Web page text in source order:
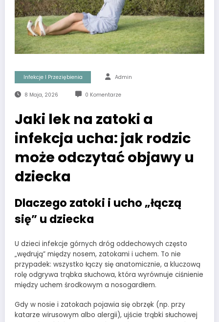
Infekcje I Przeziębienia Admin
8 Maja, 2026 0 Komentarze
Jaki lek na zatoki a
infekcja ucha: jak rodzic
może odczytać objawy u
dziecka
Dlaczego zatoki i ucho „łączą
się” u dziecka
U dzieci infekcje górnych dróg oddechowych często
„wędrują” między nosem, zatokami i uchem. To nie
przypadek: wszystko łączy się anatomicznie, a kluczową
rolę odgrywa trąbka słuchowa, która wyrównuje ciśnienie
między uchem środkowym a nosogardłem.
Gdy w nosie i zatokach pojawia się obrzęk (np. przy
katarze wirusowym albo alergii), ujście trąbki słuchowej